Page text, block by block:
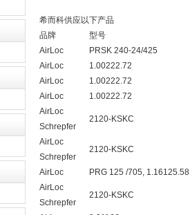
希而科供应以下产品
品牌
型号
AirLoc
PRSK 240-24/425
AirLoc
1.00222.72
AirLoc
1.00222.72
AirLoc
1.00222.72
AirLoc
Schrepfer
2120-KSKC
AirLoc
Schrepfer
2120-KSKC
AirLoc
PRG 125 /705, 1.16125.58
AirLoc
Schrepfer
2120-KSKC